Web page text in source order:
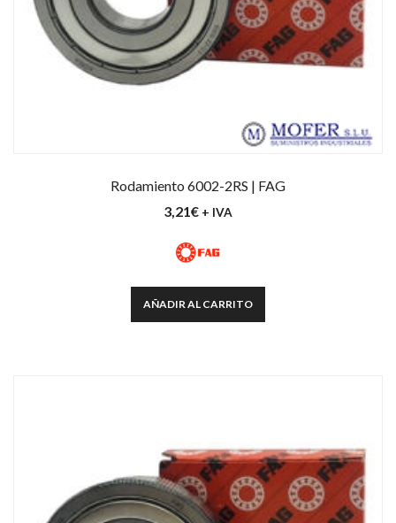
Rodamiento 6002-2RS | FAG
3,21€ + IVA
AÑADIR AL CARRITO